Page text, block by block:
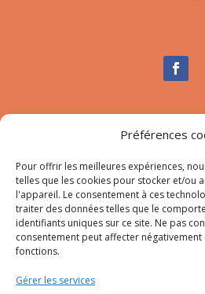
Préférences
Pour offrir les meilleures expériences,
telles que les cookies pour stocker et/ou
l'appareil. Le consentement à ces
traiter des données telles que le
identifiants uniques sur ce site. Ne pas
consentement peut affecter
fonctions.
Gérer les services
Nous
Mail:secretariat-
Adresse :785 Strada d’Afà
© 2023 Mairie d’Afa – Réalisation